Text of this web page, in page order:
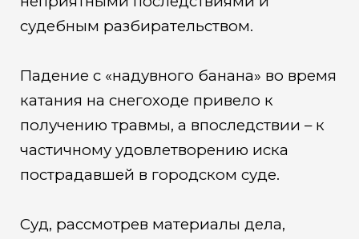
судебным разбирательством.
Падение с «надувного банана» во время
катания на снегоходе привело к
получению травмы, а впоследствии – к
частичному удовлетворению иска
пострадавшей в городском суде.
Суд, рассмотрев материалы дела,